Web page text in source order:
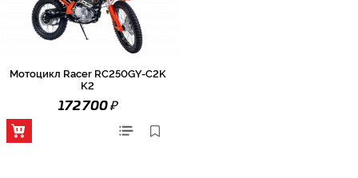
Мотоцикл Racer RC250GY-C2K
K2
172 700₽